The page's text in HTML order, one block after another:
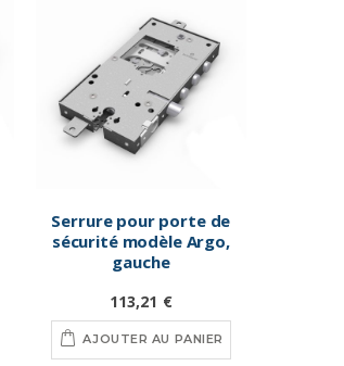
Serrure pour porte de
sécurité modèle Argo,
gauche
113,21 €
AJOUTER AU PANIER